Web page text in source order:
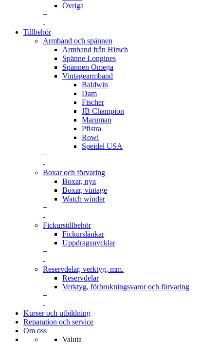
Övriga
+
-
Tillbehör
Armband och spännen
Armband från Hirsch
Spänne Longines
Spännen Omega
Vintagearmband
Baldwin
Dam
Fischer
JB Champion
Maruman
Pfistra
Rowi
Speidel USA
+
-
Boxar och förvaring
Boxar, nya
Boxar, vintage
Watch winder
+
-
Fickurstillbehör
Fickurslänkar
Uppdragsnycklar
+
-
Reservdelar, verktyg, mm.
Reservdelar
Verktyg, förbrukningsvaror och förvaring
+
-
Kurser och utbildning
Reparation och service
Om oss
Valuta